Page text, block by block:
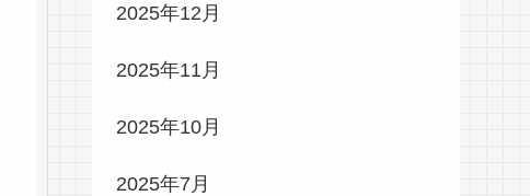
2025年12月
2025年11月
2025年10月
2025年7月